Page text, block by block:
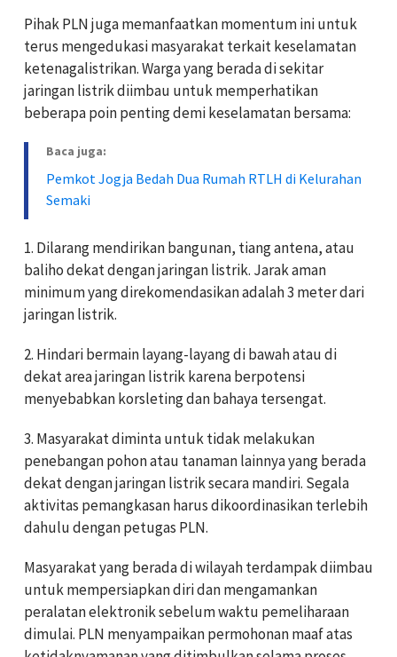
Pihak PLN juga memanfaatkan momentum ini untuk
terus mengedukasi masyarakat terkait keselamatan
ketenagalistrikan. Warga yang berada di sekitar
jaringan listrik diimbau untuk memperhatikan
beberapa poin penting demi keselamatan bersama:
Baca juga:
Pemkot Jogja Bedah Dua Rumah RTLH di Kelurahan
Semaki
1. Dilarang mendirikan bangunan, tiang antena, atau
baliho dekat dengan jaringan listrik. Jarak aman
minimum yang direkomendasikan adalah 3 meter dari
jaringan listrik.
2. Hindari bermain layang-layang di bawah atau di
dekat area jaringan listrik karena berpotensi
menyebabkan korsleting dan bahaya tersengat.
3. Masyarakat diminta untuk tidak melakukan
penebangan pohon atau tanaman lainnya yang berada
dekat dengan jaringan listrik secara mandiri. Segala
aktivitas pemangkasan harus dikoordinasikan terlebih
dahulu dengan petugas PLN.
Masyarakat yang berada di wilayah terdampak diimbau
untuk mempersiapkan diri dan mengamankan
peralatan elektronik sebelum waktu pemeliharaan
dimulai. PLN menyampaikan permohonan maaf atas